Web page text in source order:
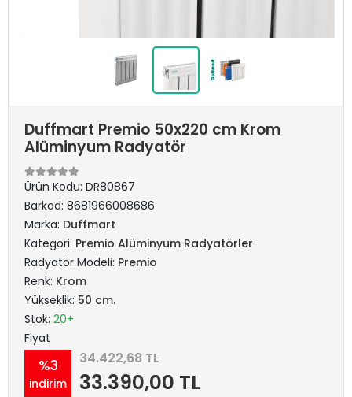
Duffmart Premio 50x220 cm Krom
Alüminyum Radyatör
Ürün Kodu: DR80867
Barkod: 8681966008686
Marka: Duffmart
Kategori: Premio Alüminyum Radyatörler
Radyatör Modeli: Premio
Renk: Krom
Yükseklik: 50 cm.
Stok: 20+
Fiyat
%3
indirim
34.422,68 TL
33.390,00 TL